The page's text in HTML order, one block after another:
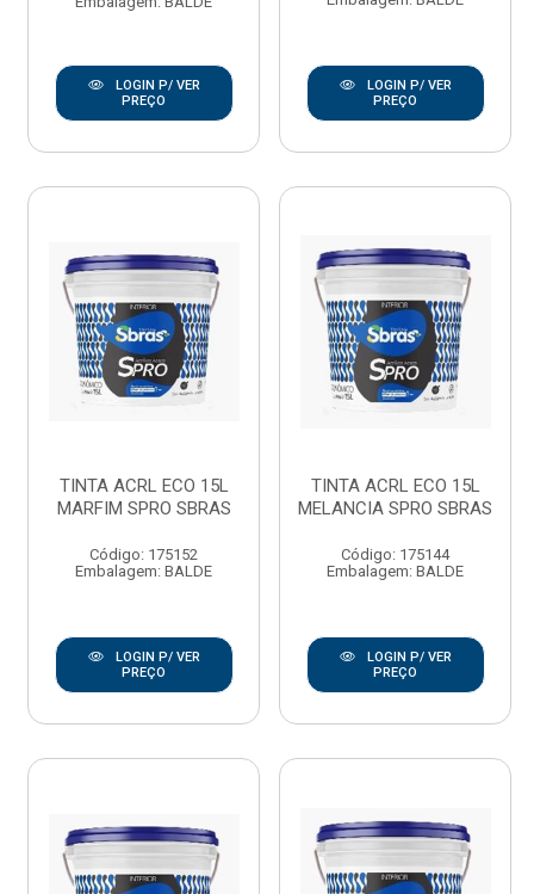
LOGIN P/ VER
PREÇO
LOGIN P/ VER
PREÇO
TINTA ACRL ECO 15L
MARFIM SPRO SBRAS
Código: 175152
Embalagem: BALDE
LOGIN P/ VER
PREÇO
TINTA ACRL ECO 15L
MELANCIA SPRO SBRAS
Código: 175144
Embalagem: BALDE
LOGIN P/ VER
PREÇO